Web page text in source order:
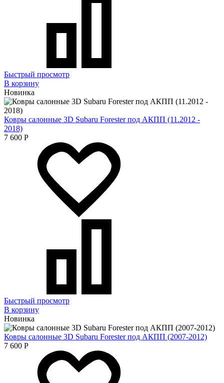
Быстрый просмотр
В корзину
Новинка
Ковры салонные 3D Subaru Forester под АКПП (11.2012 -
2018)
7 600 Р
Быстрый просмотр
В корзину
Новинка
Ковры салонные 3D Subaru Forester под АКПП (2007-2012)
7 600 Р